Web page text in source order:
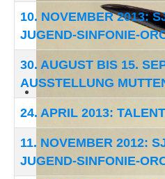
10. NOVEMBER 2013:
JUGEND-SINFONIE-
30. AUGUST BIS 15.
AUSSTELLUNG
24. APRIL 2013:
11. NOVEMBER 2012:
JUGEND-SINFONIE-